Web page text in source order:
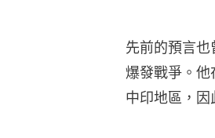
先前的預言
爆發戰爭。
中印地區，因